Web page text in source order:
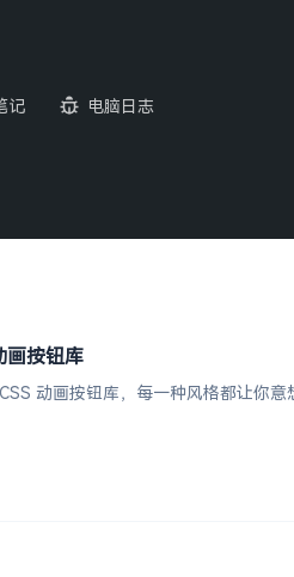
记 电脑日志
画按钮库
动画按钮库，每一种风格都让你